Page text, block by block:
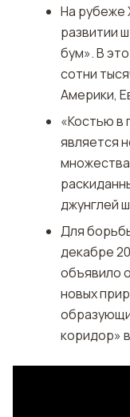
На рубеже
развитии
бум». В
сотни
Америки,
«Костью в
является
джунглей
Для
декабре
объявило
новых
коридор»